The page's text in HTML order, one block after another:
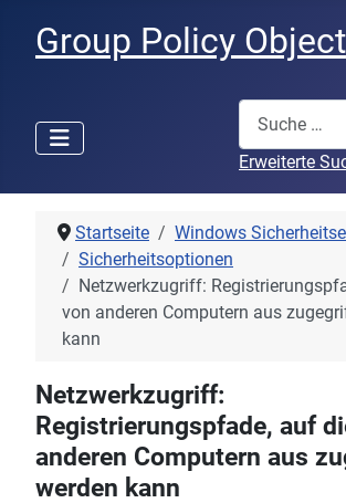
Group Policy Object
Suchen
Erweiterte
Startseite
Windows
Sicherheitsoptionen
Netzwerkzugriff:
von anderen Computern aus
kann
Netzwerkzugriff:
Registrierungspfade, auf
anderen Computern aus
werden kann